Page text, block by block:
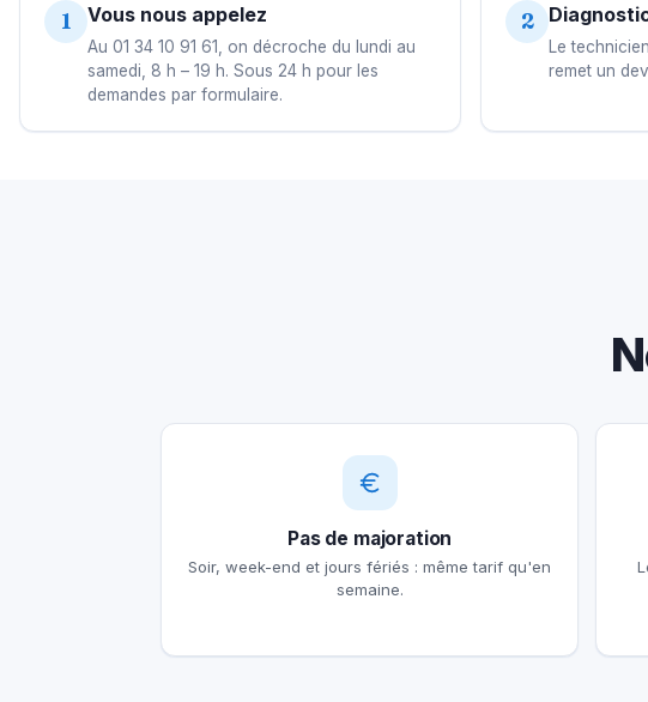
1 Vous nous appelez
Au 01 34 10 91 61, on décroche du lundi au
samedi, 8 h – 19 h. Sous 24 h pour les
demandes par formulaire.
2
Le
remet un
Pas de majoration
Soir, week-end et jours fériés : même tarif qu'en
semaine.